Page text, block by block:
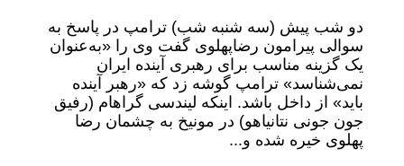
دو شب پیش (سه شنبه شب) ترامپ در پاسخ به
سوالی پیرامون رضاپهلوی گفت وی را «به‌عنوان
یک گزینه مناسب برای رهبری آینده ایران
نمی‌شناسد» ترامپ گوشه زد که «رهبر آینده
باید» از داخل باشد. اینکه لیندسی گراهام (رفیق
جون جونی نتانیاهو) در مونیخ به چشمان رضا
پهلوی خیره شده و...